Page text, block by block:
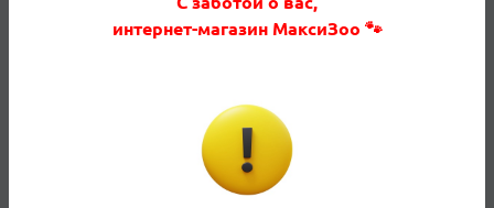
Основные характеристики
25480359
интернет-магазин МаксиЗоо 🐾